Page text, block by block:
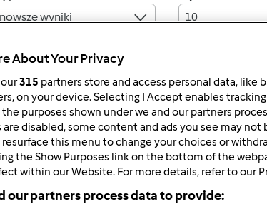
wyniki
10
28/2013 - 06:07
wrote:
nie pisze mi sie ta literka a z ogonkiem, ale
całodzienne menu i jego rozkład:
About Your Privacy
315 partners store and access personal data, like
on your device. Selecting I Accept enables
purposes shown under we and our partners
are disabled, some content and ads you see may not
resurface this menu to change your choices or
the Show Purposes link on the bottom of the
within our Website. For more details, refer to our
our partners process data to provide: